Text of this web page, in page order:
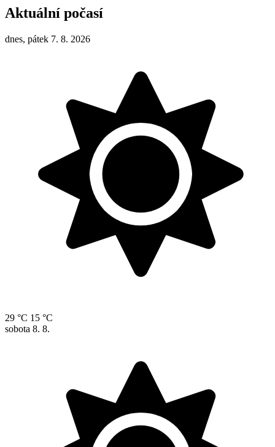
Aktuální počasí
dnes, pátek 7. 8. 2026
29 °C 15 °C
sobota 8. 8.